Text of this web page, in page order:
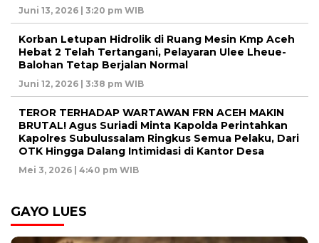
Juni 13, 2026 | 3:20 pm WIB
Korban Letupan Hidrolik di Ruang Mesin Kmp Aceh
Hebat 2 Telah Tertangani, Pelayaran Ulee Lheue-
Balohan Tetap Berjalan Normal
Juni 12, 2026 | 3:38 pm WIB
TEROR TERHADAP WARTAWAN FRN ACEH MAKIN
BRUTAL! Agus Suriadi Minta Kapolda Perintahkan
Kapolres Subulussalam Ringkus Semua Pelaku, Dari
OTK Hingga Dalang Intimidasi di Kantor Desa
Mei 3, 2026 | 4:40 pm WIB
GAYO LUES